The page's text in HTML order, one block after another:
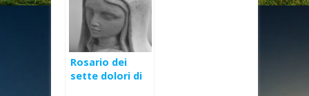
Rosario dei
sette dolori di